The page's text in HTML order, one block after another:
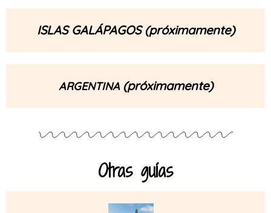
ISLAS GALÁPAGOS (próximamente)
ARGENTINA (próximamente)
Otras guías